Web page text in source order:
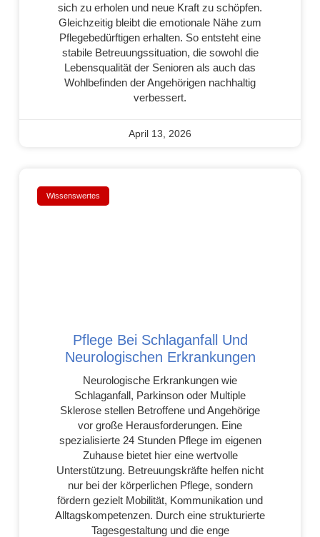
sich zu erholen und neue Kraft zu schöpfen.
Gleichzeitig bleibt die emotionale Nähe zum
Pflegebedürftigen erhalten. So entsteht eine
stabile Betreuungssituation, die sowohl die
Lebensqualität der Senioren als auch das
Wohlbefinden der Angehörigen nachhaltig
verbessert.
April 13, 2026
Wissenswertes
Pflege Bei Schlaganfall Und
Neurologischen Erkrankungen
Neurologische Erkrankungen wie
Schlaganfall, Parkinson oder Multiple
Sklerose stellen Betroffene und Angehörige
vor große Herausforderungen. Eine
spezialisierte 24 Stunden Pflege im eigenen
Zuhause bietet hier eine wertvolle
Unterstützung. Betreuungskräfte helfen nicht
nur bei der körperlichen Pflege, sondern
fördern gezielt Mobilität, Kommunikation und
Alltagskompetenzen. Durch eine strukturierte
Tagesgestaltung und die enge